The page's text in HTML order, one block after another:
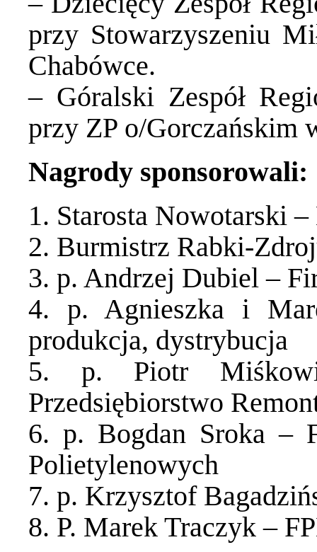
przy Stowarzyszeniu
Chabówce.
– Góralski Zespół
przy ZP o/Gorczańskim
Nagrody sponsorowali:
1. Starosta Nowotarski
2. Burmistrz Rabki-
3. p. Andrzej Dubiel –
4. p. Agnieszka i
produkcja, dystrybucja
5. p. Piotr
Przedsiębiorstwo
6. p. Bogdan Sroka –
Polietylenowych
7. p. Krzysztof
8. P. Marek Traczyk –